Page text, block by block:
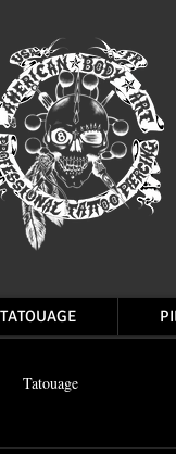
TATOUAGE
Tatouage